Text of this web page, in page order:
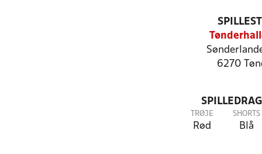
6270
TRØJE
Rød
SHORTS
Blå